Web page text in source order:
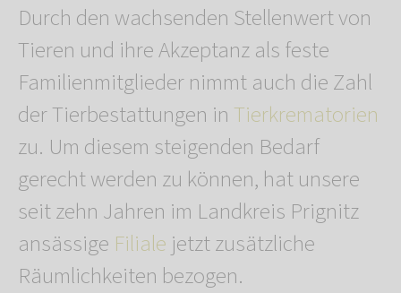
Durch den wachsenden Stellenwert von
Tieren und ihre Akzeptanz als feste
Familienmitglieder nimmt auch die Zahl
der Tierbestattungen in Tierkrematorien
zu. Um diesem steigenden Bedarf
gerecht werden zu können, hat unsere
seit zehn Jahren im Landkreis Prignitz
ansässige Filiale jetzt zusätzliche
Räumlichkeiten bezogen.